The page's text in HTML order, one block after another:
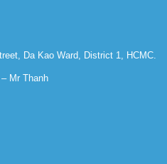
Da Kao Ward, District 1, HCMC.
– Mr Thanh